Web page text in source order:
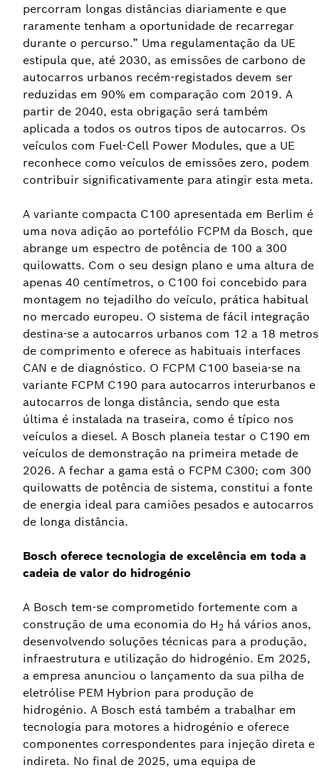
percorram longas distâncias diariamente e que
raramente tenham a oportunidade de recarregar
durante o percurso.” Uma regulamentação da UE
estipula que, até 2030, as emissões de carbono de
autocarros urbanos recém-registados devem ser
reduzidas em 90% em comparação com 2019. A
partir de 2040, esta obrigação será também
aplicada a todos os outros tipos de autocarros. Os
veículos com Fuel-Cell Power Modules, que a UE
reconhece como veículos de emissões zero, podem
contribuir significativamente para atingir esta meta.
A variante compacta C100 apresentada em Berlim é
uma nova adição ao portefólio FCPM da Bosch, que
abrange um espectro de potência de 100 a 300
quilowatts. Com o seu design plano e uma altura de
apenas 40 centímetros, o C100 foi concebido para
montagem no tejadilho do veículo, prática habitual
no mercado europeu. O sistema de fácil integração
destina-se a autocarros urbanos com 12 a 18 metros
de comprimento e oferece as habituais interfaces
CAN e de diagnóstico. O FCPM C100 baseia-se na
variante FCPM C190 para autocarros interurbanos e
autocarros de longa distância, sendo que esta
última é instalada na traseira, como é típico nos
veículos a diesel. A Bosch planeia testar o C190 em
veículos de demonstração na primeira metade de
2026. A fechar a gama está o FCPM C300; com 300
quilowatts de potência de sistema, constitui a fonte
de energia ideal para camiões pesados e autocarros
de longa distância.
Bosch oferece tecnologia de excelência em toda a
cadeia de valor do hidrogénio
A Bosch tem-se comprometido fortemente com a
construção de uma economia do H2 há vários anos,
desenvolvendo soluções técnicas para a produção,
infraestrutura e utilização do hidrogénio. Em 2025,
a empresa anunciou o lançamento da sua pilha de
eletrólise PEM Hybrion para produção de
hidrogénio. A Bosch está também a trabalhar em
tecnologia para motores a hidrogénio e oferece
componentes correspondentes para injeção direta e
indireta. No final de 2025, uma equipa de